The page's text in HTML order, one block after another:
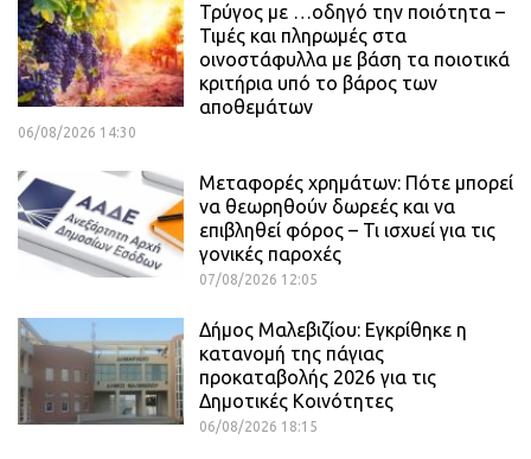
Τρύγος με …οδηγό την ποιότητα –
Τιμές και πληρωμές στα
οινοστάφυλλα με βάση τα ποιοτικά
κριτήρια υπό το βάρος των
αποθεμάτων
06/08/2026 14:30
Μεταφορές χρημάτων: Πότε μπορεί
να θεωρηθούν δωρεές και να
επιβληθεί φόρος – Τι ισχυεί για τις
γονικές παροχές
07/08/2026 12:05
Δήμος Μαλεβιζίου: Εγκρίθηκε η
κατανομή της πάγιας
προκαταβολής 2026 για τις
Δημοτικές Κοινότητες
06/08/2026 18:15